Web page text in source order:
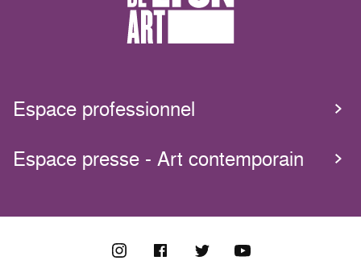
Espace professionnel
Espace presse - Art contemporain